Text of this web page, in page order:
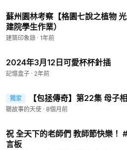
蘇州園林考察【格園七說之植物
建院學生作業）
建築印象錄 · 1年前
2024年3月12日可愛杯杯針插
記憶盒子 · 2年前
獨家 【包拯傳奇】第22
聽故事的天使 · 8個月前
祝 全天下的老師們 教師節快樂！
言板